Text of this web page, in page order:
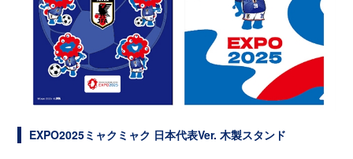
EXPO2025ミャクミャク 日本代表Ver. 木製スタンド